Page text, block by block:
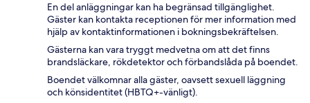
En del anläggningar kan ha begränsad tillgänglighet.
Gäster kan kontakta receptionen för mer information med
hjälp av kontaktinformationen i bokningsbekräftelsen.
Gästerna kan vara tryggt medvetna om att det finns
brandsläckare, rökdetektor och förbandslåda på boendet.
Boendet välkomnar alla gäster, oavsett sexuell läggning
och könsidentitet (HBTQ+-vänligt).